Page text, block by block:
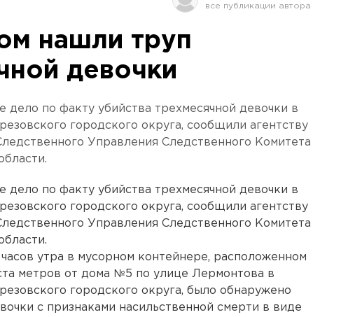
нашли труп
девочки
дело по факту убийства трехмесячной девочки в
городского округа, сообщили агентству
Управления Следственного Комитета
дело по факту убийства трехмесячной девочки в
городского округа, сообщили агентству
Управления Следственного Комитета
часов утра в мусорном контейнере, расположенном
метров от дома №5 по улице Лермонтова в
городского округа, было обнаружено
с признаками насильственной смерти в виде